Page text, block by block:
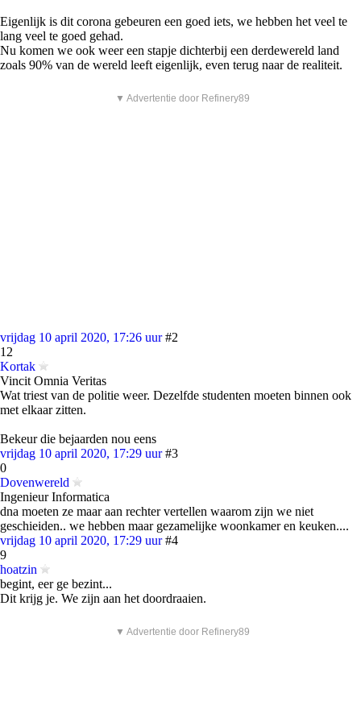
Eigenlijk is dit corona gebeuren een goed iets, we hebben het veel te
lang veel te goed gehad.
Nu komen we ook weer een stapje dichterbij een derdewereld land
zoals 90% van de wereld leeft eigenlijk, even terug naar de realiteit.
▼ Advertentie door Refinery89
vrijdag 10 april 2020, 17:26 uur #2
12
Kortak
Vincit Omnia Veritas
Wat triest van de politie weer. Dezelfde studenten moeten binnen ook
met elkaar zitten.
Bekeur die bejaarden nou eens
vrijdag 10 april 2020, 17:29 uur #3
0
Dovenwereld
Ingenieur Informatica
dna moeten ze maar aan rechter vertellen waarom zijn we niet
geschieiden.. we hebben maar gezamelijke woonkamer en keuken....
vrijdag 10 april 2020, 17:29 uur #4
9
hoatzin
begint, eer ge bezint...
Dit krijg je. We zijn aan het doordraaien.
▼ Advertentie door Refinery89